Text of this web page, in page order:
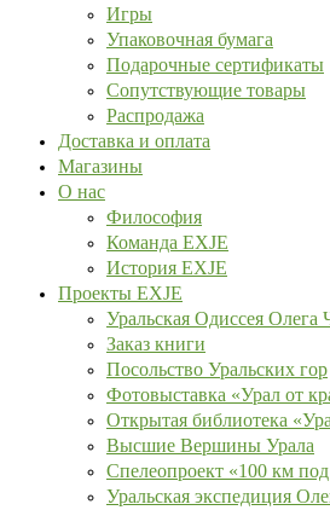
Игры
Упаковочная бумага
Подарочные сертификаты
Сопутствующие товары
Распродажа
Доставка и оплата
Магазины
О нас
Философия
Команда EXJE
История EXJE
Проекты EXJE
Уральская Одиссея Олега
Заказ книги
Посольство Уральских гор
Фотовыставка «Урал от
Открытая библиотека
Высшие Вершины Урала
Спелеопроект «100 км
Уральская экспедиция